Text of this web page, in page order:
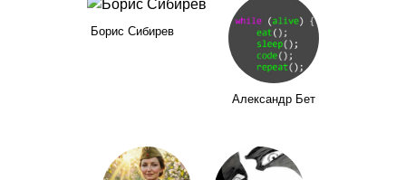
Борис Сибирев
Александр Бет